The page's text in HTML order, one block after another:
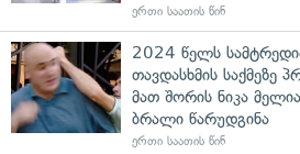
ერთი საათის წინ
2024 წელს
თავდასხმის საქმეზე
მათ შორის ნიკა
ბრალი წარუდგინა
ერთი საათის წინ